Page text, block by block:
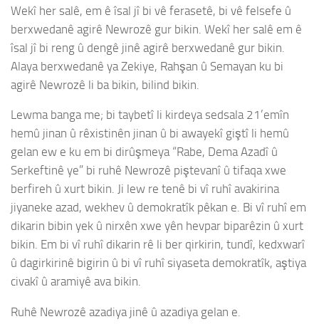
Wekî her salê, em ê îsal jî bi vê ferasetê, bi vê felsefe û
berxwedanê agirê Newrozê gur bikin. Wekî her salê em ê
îsal jî bi reng û dengê jinê agirê berxwedanê gur bikin.
Alaya berxwedanê ya Zekiye, Rahşan û Semayan ku bi
agirê Newrozê li ba bikin, bilind bikin.
Lewma banga me; bi taybetî li kirdeya sedsala 21’emîn
hemû jinan û rêxistinên jinan û bi awayekî giştî li hemû
gelan ew e ku em bi dirûşmeya “Rabe, Dema Azadî û
Serkeftinê ye” bi ruhê Newrozê piştevanî û tifaqa xwe
berfireh û xurt bikin. Ji lew re tenê bi vî ruhî avakirina
jiyaneke azad, wekhev û demokratîk pêkan e. Bi vî ruhî em
dikarin bibin yek û nirxên xwe yên hevpar biparêzin û xurt
bikin. Em bi vî ruhî dikarin rê li ber qirkirin, tundî, kedxwarî
û dagirkirinê bigirin û bi vî ruhî siyaseta demokratîk, aştiya
civakî û aramiyê ava bikin.
Ruhê Newrozê azadiya jinê û azadiya gelan e.